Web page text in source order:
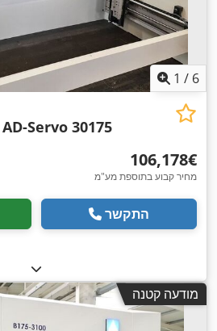
1 / 6
AD-Servo 30175
‏106,178 ‏€
מחיר קבוע בתוספת מע"מ
התקשר
מודעה קטנה